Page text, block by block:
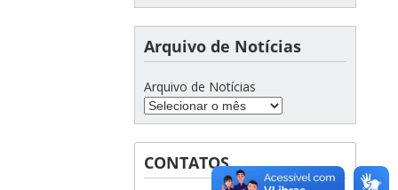
Arquivo de Notícias
Arquivo de Notícias
CONTATOS